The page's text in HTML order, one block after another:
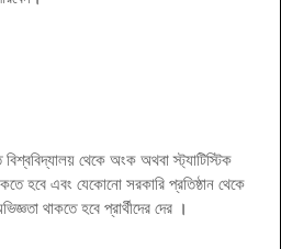
থেকে অংক অথবা স্ট্যাটিস্টিক
হবে এবং যেকোনো সরকারি প্রতিষ্ঠান থেকে
থাকতে হবে প্রার্থীদের দের ।